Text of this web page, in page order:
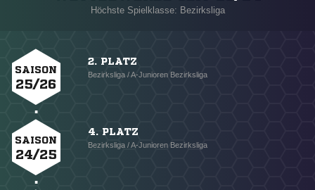
Höchste Spielklasse: Bezirksliga
SAISON
25/26
2. PLATZ
Bezirksliga / A-Junioren Bezirksliga
SAISON
24/25
4. PLATZ
Bezirksliga / A-Junioren Bezirksliga